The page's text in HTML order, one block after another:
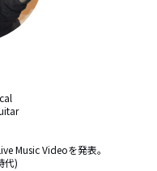
Music Videoを発表。
代)